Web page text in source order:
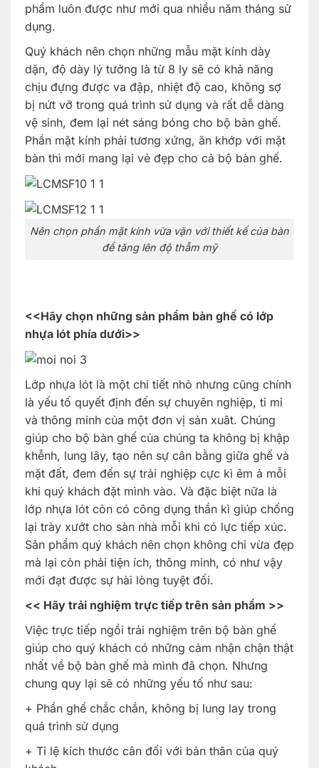
phẩm luôn được như mới qua nhiều năm tháng sử
dụng.
Quý khách nên chọn những mẫu mặt kính dày
dặn, độ dày lý tưởng là từ 8 ly sẽ có khả năng
chịu đựng được va đập, nhiệt độ cao, không sợ
bị nứt vỡ trong quá trình sử dụng và rất dễ dàng
vệ sinh, đem lại nét sáng bóng cho bộ bàn ghế.
Phần mặt kính phải tương xứng, ăn khớp với mặt
bàn thì mới mang lại vẻ đẹp cho cả bộ bàn ghế.
Nên chọn phần mặt kính vừa vặn với thiết kế của bàn
để tăng lên độ thẫm mỹ
<<Hãy chọn những sản phẩm bàn ghế có lớp
nhựa lót phía dưới>>
Lớp nhựa lót là một chi tiết nhỏ nhưng cũng chính
là yếu tố quyết định đến sự chuyên nghiệp, tỉ mỉ
và thông minh của một đơn vị sản xuât. Chúng
giúp cho bộ bàn ghế của chúng ta không bị khập
khễnh, lung lây, tạo nên sự cân bằng giữa ghế và
mặt đất, đem đến sự trải nghiệp cực kì êm ả mỗi
khi quý khách đặt mình vào. Và đặc biệt nữa là
lớp nhựa lót còn có công dụng thần kì giúp chống
lại trày xướt cho sàn nhà mỗi khi có lực tiếp xúc.
Sản phẩm quý khách nên chọn không chỉ vừa đẹp
mà lại còn phải tiện ích, thông minh, có như vậy
mới đạt được sự hài lòng tuyệt đối.
<< Hãy trải nghiệm trực tiếp trên sản phẩm >>
Việc trực tiếp ngồi trải nghiệm trên bộ bàn ghế
giúp cho quý khách có những cảm nhận chận thật
nhất về bộ bàn ghế mà mình đã chọn. Nhưng
chung quy lại sẽ có những yếu tố như sau:
+ Phần ghế chắc chắn, không bị lung lay trong
quá trình sử dụng
+ Tỉ lệ kích thước cân đối với bản thân của quý